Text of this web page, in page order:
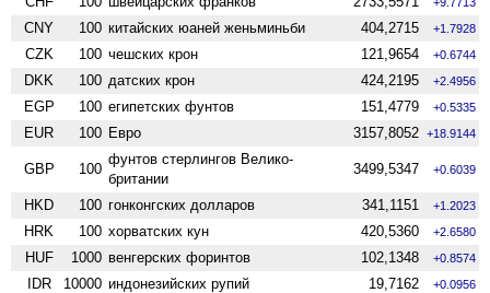
CNY 100 китайских юаней женьминьби 404,2715 +1.7928
CZK 100 чешских крон 121,9654 +0.6744
DKK 100 датских крон 424,2195 +2.4956
EGP 100 египетских фунтов 151,4779 +0.5335
EUR 100 Евро 3157,8052 +18.9144
GBP 100
фунтов стерлингов Велико­
британии
3499,5347 +0.6039
HKD 100 гонконгских долларов 341,1151 +1.2023
HRK 100 хорватских кун 420,5360 +2.6580
HUF 1000 венгерских форинтов 102,1348 +0.8574
IDR 10000 индонезийских рупий 19,7162 +0.0956